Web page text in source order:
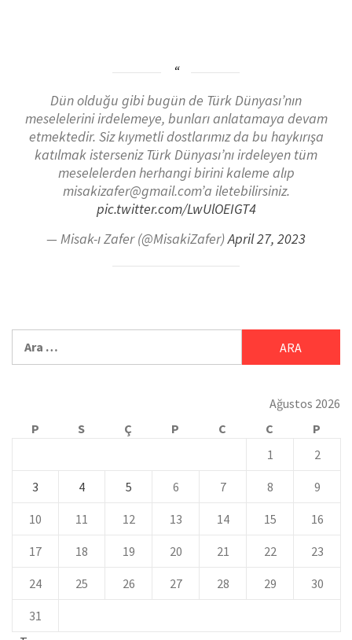
Dün olduğu gibi bugün de Türk Dünyası’nın
meselelerini irdelemeye, bunları anlatamaya devam
etmektedir. Siz kıymetli dostlarımız da bu haykırışa
katılmak isterseniz Türk Dünyası’nı irdeleyen tüm
meselelerden herhangi birini kaleme alıp
misakizafer@gmail.com’a iletebilirsiniz.
pic.twitter.com/LwUlOEIGT4
— Misak-ı Zafer (@MisakiZafer)April 27, 2023
Ağustos 2026
P
S Ç P C C
P
1
2
3 4 5 6 7 8 9
10 11 12 13 14 15 16
17 18 19 20 21 22 23
24 25 26 27 28 29 30
31